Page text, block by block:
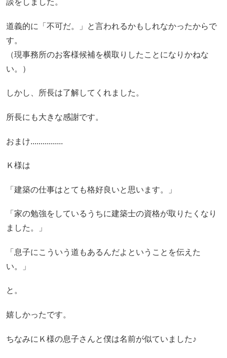
談をしました。
道義的に「不可だ。」と言われるかもしれなかったからで
す。
（現事務所のお客様候補を横取りしたことになりかねな
い。）
しかし、所長は了解してくれました。
所長にも大きな感謝です。
おまけ................
Ｋ様は
「建築の仕事はとても格好良いと思います。」
「家の勉強をしているうちに建築士の資格が取りたくなり
ました。」
「息子にこういう道もあるんだよということを伝えた
い。」
と。
嬉しかったです。
ちなみにＫ様の息子さんと僕は名前が似ていました♪